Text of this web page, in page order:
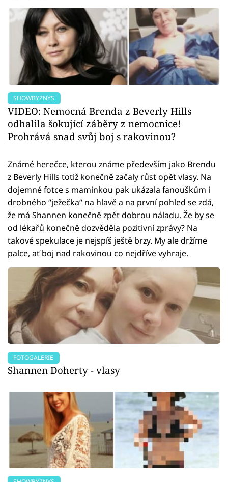
SHOWBYZNYS
VIDEO: Nemocná Brenda z Beverly Hills
odhalila šokující záběry z nemocnice!
Prohrává snad svůj boj s rakovinou?
Známé herečce, kterou známe především jako Brendu
z Beverly Hills totiž konečně začaly růst opět vlasy. Na
dojemné fotce s maminkou pak ukázala fanouškům i
drobného “ježečka“ na hlavě a na první pohled se zdá,
že má Shannen konečně zpět dobrou náladu. Že by se
od lékařů konečně dozvěděla pozitivní zprávy? Na
takové spekulace je nejspíš ještě brzy. My ale držíme
palce, ať boj nad rakovinou co nejdříve vyhraje.
FOTOGALERIE
Shannen Doherty - vlasy